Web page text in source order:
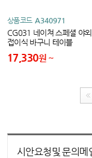
상품코드 A340971
CG031 네이쳐 스페셜 야
접이식 바구니 테이블
17,330원
시안요청및 문의메